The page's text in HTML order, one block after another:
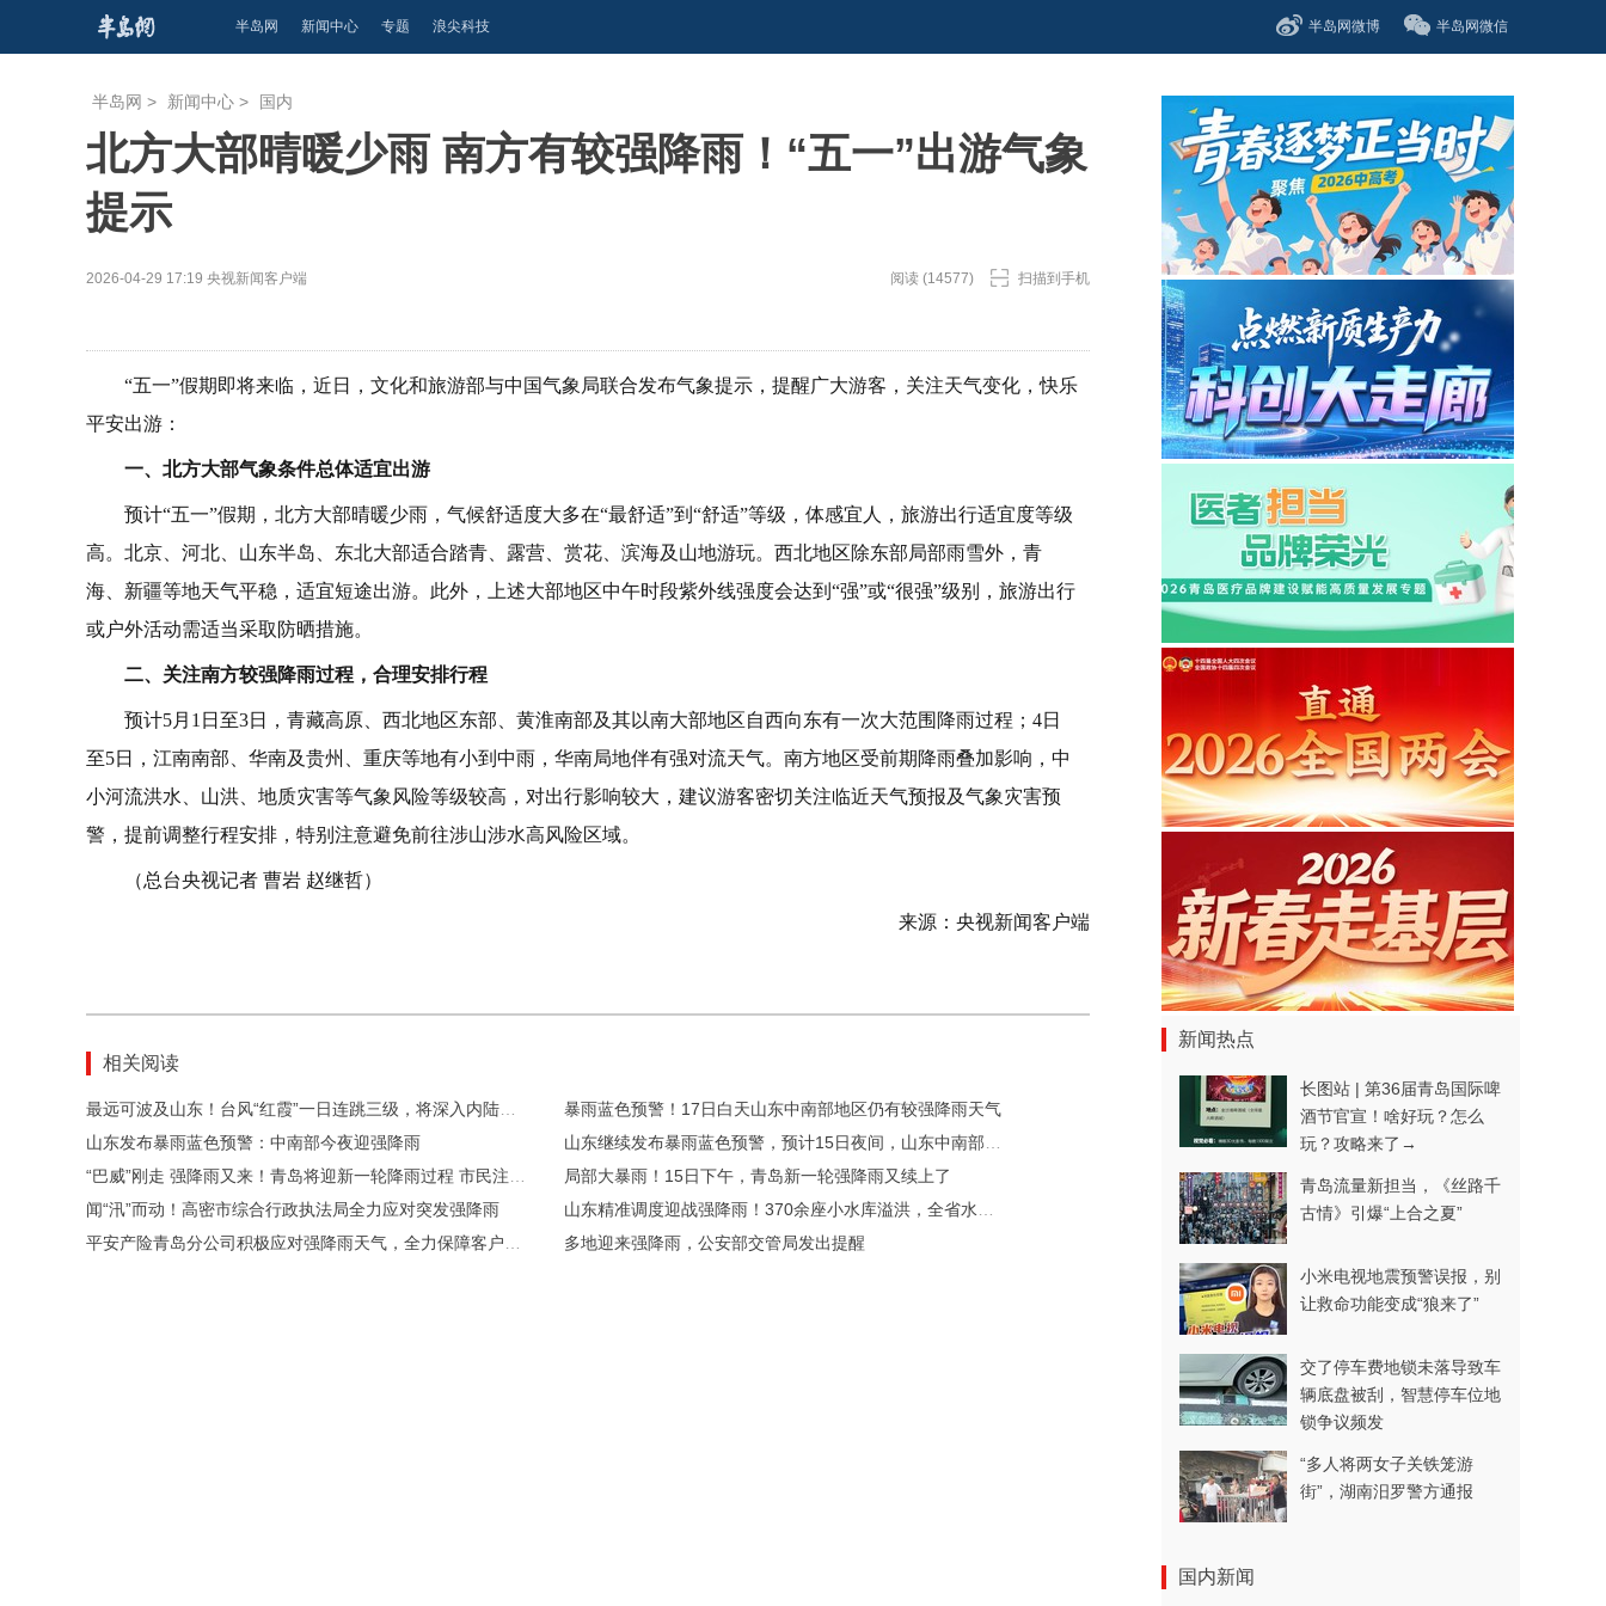
半岛网 新闻中心 专题 浪尖科技 半岛网微博 半岛网微信
半岛网 > 新闻中心 > 国内
北方大部晴暖少雨 南方有较强降雨！“五一”出游气象
提示
2026-04-29 17:19 央视新闻客户端 阅读 (14577) 扫描到手机
“五一”假期即将来临，近日，文化和旅游部与中国气象局联合发布气象提示，提醒广大游客，关注天气变化，快乐
平安出游：
一、北方大部气象条件总体适宜出游
预计“五一”假期，北方大部晴暖少雨，气候舒适度大多在“最舒适”到“舒适”等级，体感宜人，旅游出行适宜度等级
高。北京、河北、山东半岛、东北大部适合踏青、露营、赏花、滨海及山地游玩。西北地区除东部局部雨雪外，青
海、新疆等地天气平稳，适宜短途出游。此外，上述大部地区中午时段紫外线强度会达到“强”或“很强”级别，旅游出行
或户外活动需适当采取防晒措施。
二、关注南方较强降雨过程，合理安排行程
预计5月1日至3日，青藏高原、西北地区东部、黄淮南部及其以南大部地区自西向东有一次大范围降雨过程；4日
至5日，江南南部、华南及贵州、重庆等地有小到中雨，华南局地伴有强对流天气。南方地区受前期降雨叠加影响，中
小河流洪水、山洪、地质灾害等气象风险等级较高，对出行影响较大，建议游客密切关注临近天气预报及气象灾害预
警，提前调整行程安排，特别注意避免前往涉山涉水高风险区域。
（总台央视记者 曹岩 赵继哲）
来源：央视新闻客户端
相关阅读
暴雨蓝色预警！17日白天山东中南部地区仍有较强降雨天气
山东发布暴雨蓝色预警：中南部今夜迎强降雨
局部大暴雨！15日下午，青岛新一轮强降雨又续上了
闻“汛”而动！高密市综合行政执法局全力应对突发强降雨
多地迎来强降雨，公安部交管局发出提醒
新闻热点
长图站 | 第36届青岛国际啤
酒节官宣！啥好玩？怎么
玩？攻略来了→
青岛流量新担当，《丝路千
古情》引爆“上合之夏”
小米电视地震预警误报，别
让救命功能变成“狼来了”
交了停车费地锁未落导致车
辆底盘被刮，智慧停车位地
锁争议频发
“多人将两女子关铁笼游
街”，湖南汨罗警方通报
国内新闻